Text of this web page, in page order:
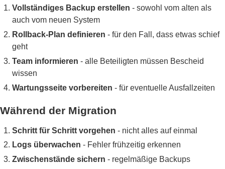
Vollständiges Backup erstellen - sowohl vom alten als
auch vom neuen System
Rollback-Plan definieren - für den Fall, dass etwas schief
geht
Team informieren - alle Beteiligten müssen Bescheid
wissen
Wartungsseite vorbereiten - für eventuelle Ausfallzeiten
Während der Migration
Schritt für Schritt vorgehen - nicht alles auf einmal
Logs überwachen - Fehler frühzeitig erkennen
Zwischenstände sichern - regelmäßige Backups